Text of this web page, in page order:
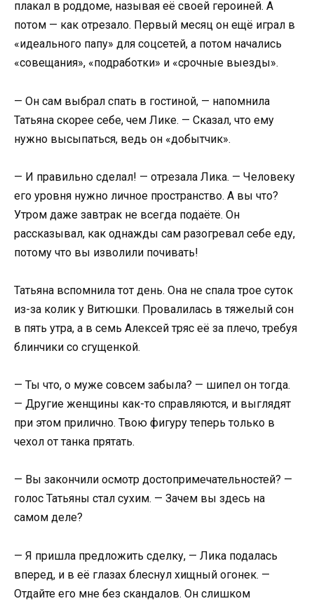
плакал в роддоме, называя её своей героиней. А
потом — как отрезало. Первый месяц он ещё играл в
«идеального папу» для соцсетей, а потом начались
«совещания», «подработки» и «срочные выезды».
— Он сам выбрал спать в гостиной, — напомнила
Татьяна скорее себе, чем Лике. — Сказал, что ему
нужно высыпаться, ведь он «добытчик».
— И правильно сделал! — отрезала Лика. — Человеку
его уровня нужно личное пространство. А вы что?
Утром даже завтрак не всегда подаёте. Он
рассказывал, как однажды сам разогревал себе еду,
потому что вы изволили почивать!
Татьяна вспомнила тот день. Она не спала трое суток
из-за колик у Витюшки. Провалилась в тяжелый сон
в пять утра, а в семь Алексей тряс её за плечо, требуя
блинчики со сгущенкой.
— Ты что, о муже совсем забыла? — шипел он тогда.
— Другие женщины как-то справляются, и выглядят
при этом прилично. Твою фигуру теперь только в
чехол от танка прятать.
— Вы закончили осмотр достопримечательностей? —
голос Татьяны стал сухим. — Зачем вы здесь на
самом деле?
— Я пришла предложить сделку, — Лика подалась
вперед, и в её глазах блеснул хищный огонек. —
Отдайте его мне без скандалов. Он слишком